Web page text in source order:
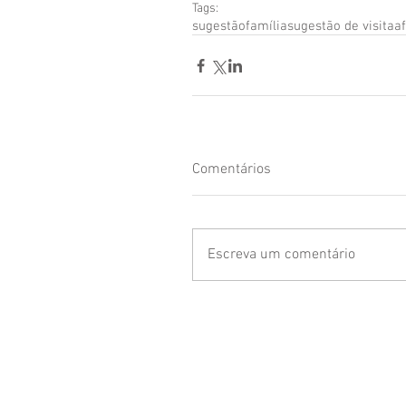
Tags:
sugestãofamíliasugestão de visita
Comentários
Escreva um comentário